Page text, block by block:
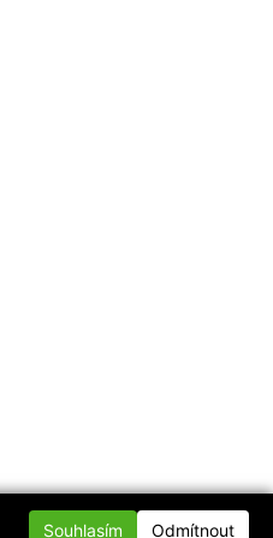
Souhlasím Odmítnout